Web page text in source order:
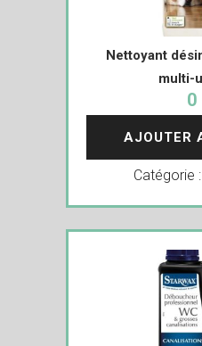
Nettoyant
multi-
0
AJOUTER
Catégorie :